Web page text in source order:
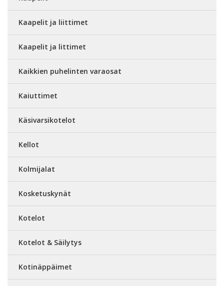
Kaapelit ja liittimet
Kaapelit ja littimet
Kaikkien puhelinten varaosat
Kaiuttimet
Käsivarsikotelot
Kellot
Kolmijalat
Kosketuskynät
Kotelot
Kotelot & Säilytys
Kotinäppäimet